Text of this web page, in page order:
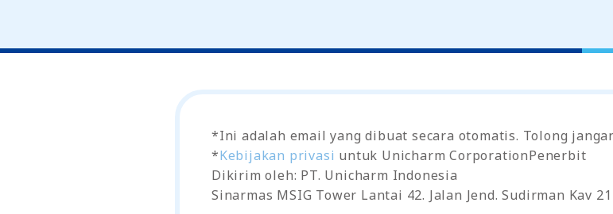
*Ini adalah email yang dibuat secara otomatis. Tolong
*Kebijakan privasi untuk Unicharm CorporationPenerbit
Dikirim oleh: PT. Unicharm Indonesia
Sinarmas MSIG Tower Lantai 42. Jalan Jend. Sudirman Kav